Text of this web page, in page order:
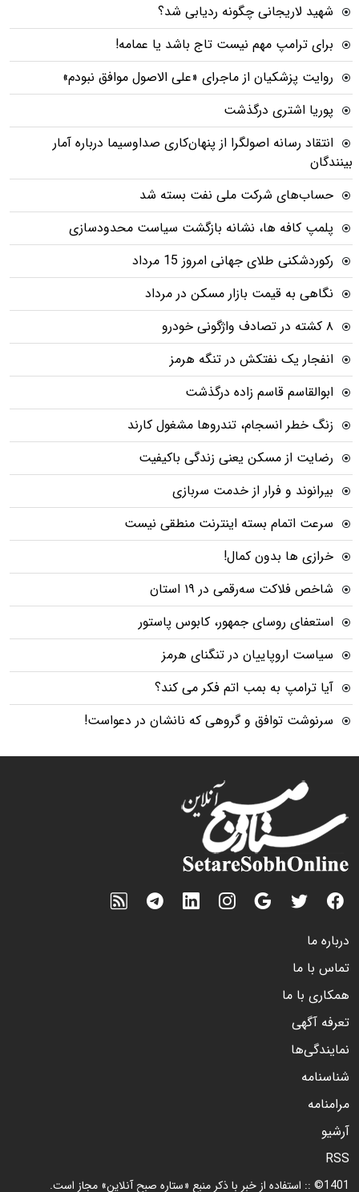
شهید لاریجانی چگونه ردیابی شد؟
برای ترامپ مهم نیست تاج باشد یا عمامه!
روایت پزشکیان از ماجرای «علی الاصول موافق نبودم»
پوریا اشتری درگذشت
انتقاد رسانه اصولگرا از پنهان‌کاری صداوسیما درباره آمار
بینندگان
حساب‌های شرکت ملی نفت بسته شد
پلمپ کافه ها، نشانه بازگشت سیاست محدودسازی
رکوردشکنی طلای جهانی امروز 15 مرداد
نگاهی به قیمت بازار مسکن در مرداد
۸ کشته در تصادف واژگونی خودرو
انفجار یک نفتکش در تنگه هرمز
ابوالقاسم قاسم زاده درگذشت
زنگ خطر انسجام، تندروها مشغول کارند
رضایت از مسکن یعنی زندگی باکیفیت
بیرانوند و فرار از خدمت سربازی
سرعت اتمام بسته‌ اینترنت منطقی نیست
خرازی ها بدون کمال!
شاخص فلاکت سه‌رقمی در ۱۹ استان
استعفای روسای جمهور، کابوس پاستور
سیاست اروپاییان در تنگنای هرمز
آیا ترامپ به بمب اتم فکر می کند؟
سرنوشت توافق و گروهی که نانشان در دعواست!
درباره ما
تماس با ما
همکاری با ما
تعرفه آگهی
نمایندگی‌ها
شناسنامه
مرامنامه
آرشیو
RSS
1401© :: استفاده از خبر با ذکر منبع «ستاره صبح آنلاین» مجاز است.